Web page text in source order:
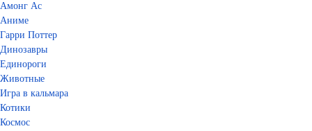
Амонг Ас
Аниме
Гарри Поттер
Динозавры
Единороги
Животные
Игра в кальмара
Котики
Космос